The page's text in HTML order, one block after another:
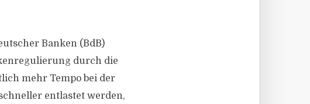
Banken (BdB)
durch die
mehr Tempo bei der
entlastet werden,